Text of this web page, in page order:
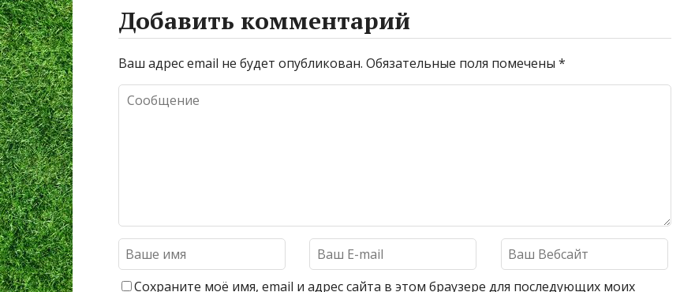
Добавить комментарий
Ваш адрес email не будет опубликован. Обязательные поля помечены *
Сохраните моё имя, email и адрес сайта в этом браузере для последующих моих